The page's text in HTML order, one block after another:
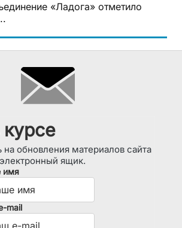
«Ладога» отметило
обновления материалов сайта
ящик.
имя
mail